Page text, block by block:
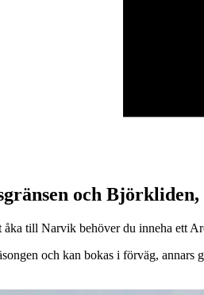
och
till Narvik behöver du inneha ett
och kan bokas i förväg,